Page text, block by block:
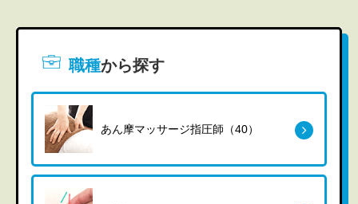
職種から探す
あん摩マッサージ指圧師（40）